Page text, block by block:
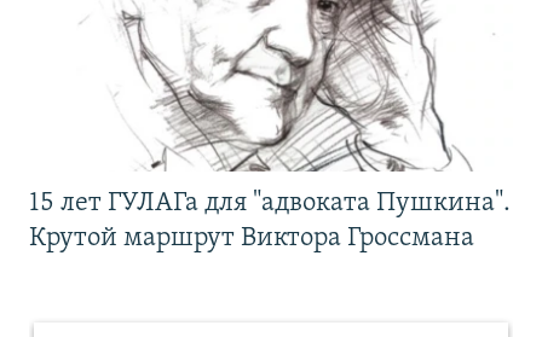
15 лет ГУЛАГа для "адвоката Пушкина".
Крутой маршрут Виктора Гроссмана